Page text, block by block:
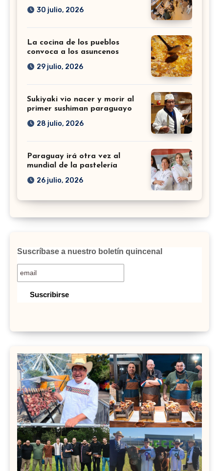
30 julio, 2026
La cocina de los pueblos
convoca a los asuncenos
29 julio, 2026
Sukiyaki vio nacer y morir al
primer sushiman paraguayo
28 julio, 2026
Paraguay irá otra vez al
mundial de la pastelería
26 julio, 2026
Suscríbase a nuestro boletín quincenal